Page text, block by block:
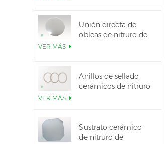
Unión directa de
obleas de nitruro de
VER MÁS
Anillos de sellado
cerámicos de nitruro
VER MÁS
Sustrato cerámico
de nitruro de